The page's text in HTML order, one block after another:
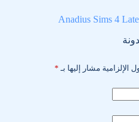
Anadius Sims 4
الإلزامية مشار إليها بـ *